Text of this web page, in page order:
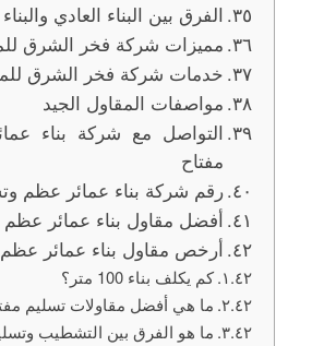
الفرق بين البناء العادي
مميزات شركة فخر الشرق
خدمات شركة فخر الشرق
مواصفات المقاول الجيد
التواصل مع شركة بناء
مفتاح
رقم شركة بناء عمائر عظم
أفضل مقاول بناء عمائر عظم
أرخص مقاول بناء عمائر
كم يكلف بناء 100 متر؟
ما هي أفضل مقاولات تسليم
ما هو الفرق بين التشطيب